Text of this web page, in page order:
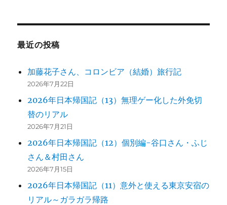
最近の投稿
加藤花子さん、コロンビア（結婚）旅行記
2026年7月22日
2026年日本帰国記（13）無理ゲー化した外免切
替のリアル
2026年7月21日
2026年日本帰国記（12）個別編-谷口さん・ふじ
さん＆村田さん
2026年7月15日
2026年日本帰国記（11）意外と使える東京安宿の
リアル～ガラガラ帰路